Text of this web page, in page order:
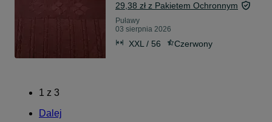
29,38 zł z Pakietem Ochronnym
Puławy
03 sierpnia 2026
XXL / 56 Czerwony
1 z 3
Dalej